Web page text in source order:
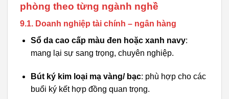
phòng theo từng ngành nghề
9.1. Doanh nghiệp tài chính – ngân hàng
Sổ da cao cấp màu đen hoặc xanh navy:
mang lại sự sang trọng, chuyên nghiệp.
Bút ký kim loại mạ vàng/ bạc: phù hợp cho các
buổi ký kết hợp đồng quan trọng.